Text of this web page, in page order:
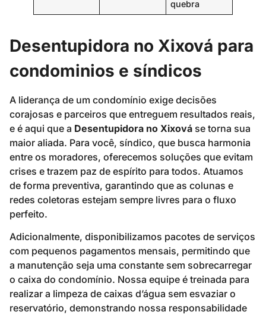
quebra
Desentupidora no Xixová para
condominios e síndicos
A liderança de um condomínio exige decisões
corajosas e parceiros que entreguem resultados reais,
e é aqui que a Desentupidora no Xixová se torna sua
maior aliada. Para você, síndico, que busca harmonia
entre os moradores, oferecemos soluções que evitam
crises e trazem paz de espírito para todos. Atuamos
de forma preventiva, garantindo que as colunas e
redes coletoras estejam sempre livres para o fluxo
perfeito.
Adicionalmente, disponibilizamos pacotes de serviços
com pequenos pagamentos mensais, permitindo que
a manutenção seja uma constante sem sobrecarregar
o caixa do condomínio. Nossa equipe é treinada para
realizar a limpeza de caixas d’água sem esvaziar o
reservatório, demonstrando nossa responsabilidade